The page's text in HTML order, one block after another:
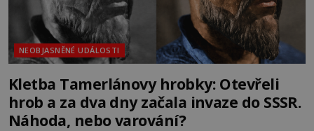
NEOBJASNĚNÉ UDÁLOSTI
Kletba Tamerlánovy hrobky: Otevřeli
hrob a za dva dny začala invaze do SSSR.
Náhoda, nebo varování?